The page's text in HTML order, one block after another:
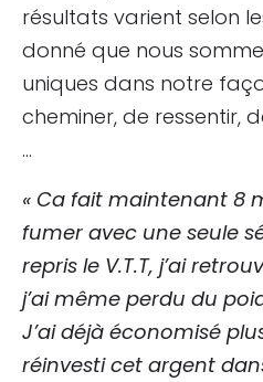
résultats varient selon
donné que nous
uniques dans notre
cheminer, de ressentir,
…
« Ca fait maintenant 8
fumer avec une seule
repris le V.T.T, j’ai
j’ai même perdu du
J’ai déjà économisé
réinvesti cet argent